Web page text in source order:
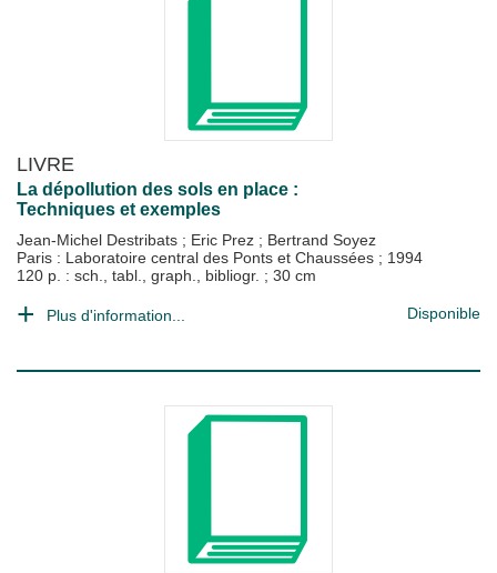
LIVRE
La dépollution des sols en place :
Techniques et exemples
Jean-Michel Destribats ; Eric Prez ; Bertrand Soyez
Paris : Laboratoire central des Ponts et Chaussées ; 1994
120 p. : sch., tabl., graph., bibliogr. ; 30 cm
Plus d'information... Disponible